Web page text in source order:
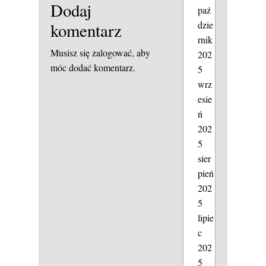
Dodaj
komentarz
Musisz sięzalogować, aby
móc dodać komentarz.
paź
dzie
rnik
202
5
wrz
esie
ń
202
5
sier
pień
202
5
lipie
c
202
5